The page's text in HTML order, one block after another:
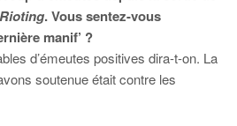
. Vous sentez-vous
manif’ ?
d’émeutes positives dira-t-on. La
soutenue était contre les